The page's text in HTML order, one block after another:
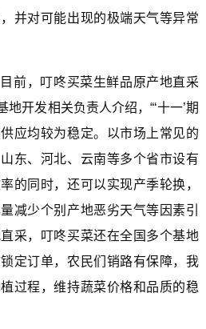
并对可能出现的极端天气等异常
前，叮咚买菜生鲜品原产地直采
开发相关负责人介绍，“‘十一’期
应均较为稳定。以市场上常见的
东、河北、云南等多个省市设有
的同时，还可以实现产季轮换，
减少个别产地恶劣天气等因素引
采，叮咚买菜还在全国多个基地
定订单，农民们销路有保障，我
过程，维持蔬菜价格和品质的稳